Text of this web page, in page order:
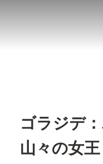
ゴラジデ
山々の女王